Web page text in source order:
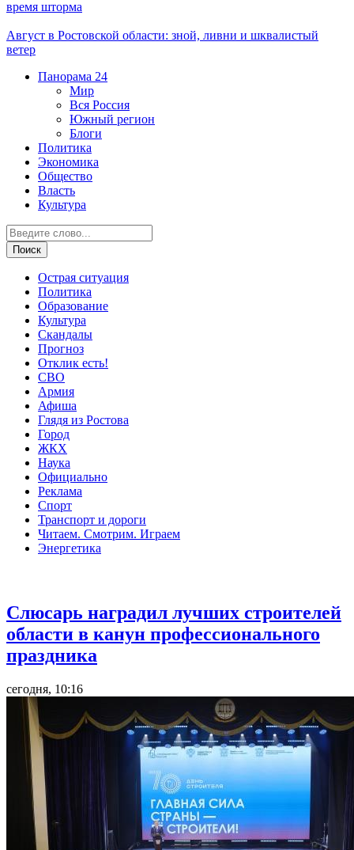
время шторма
Август в Ростовской области: зной, ливни и шквалистый
ветер
Панорама 24
Мир
Вся Россия
Южный регион
Блоги
Политика
Экономика
Общество
Власть
Культура
Острая ситуация
Политика
Образование
Культура
Скандалы
Прогноз
Отклик есть!
СВО
Армия
Афиша
Глядя из Ростова
Город
ЖКХ
Наука
Официально
Реклама
Спорт
Транспорт и дороги
Читаем. Смотрим. Играем
Энергетика
Слюсарь наградил лучших строителей
области в канун профессионального
праздника
сегодня, 10:16